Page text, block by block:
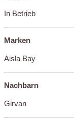
In Betrieb
Marken
Aisla Bay
Nachbarn
Girvan